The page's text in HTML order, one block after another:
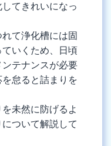
てきれいになっ
て浄化槽には固
いくため、日頃
テナンスが必要
怠ると詰まりを
未然に防げるよ
ついて解説して